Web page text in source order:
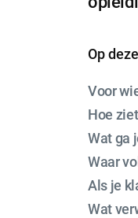
Op
Voor
Hoe
Wat ga
Waar
Als je
Wat